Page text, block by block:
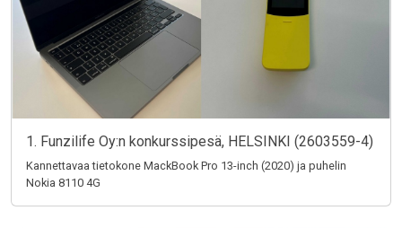
1. Funzilife Oy:n konkurssipesä, HELSINKI (2603559-4)
Kannettavaa tietokone MackBook Pro 13-inch (2020) ja puhelin
Nokia 8110 4G